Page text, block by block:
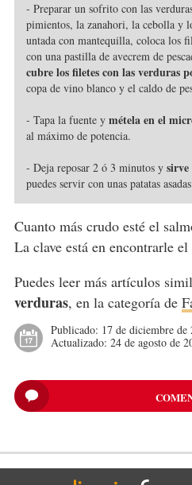
- Preparar un sofrito con las
pimientos, la zanahori, la cebolla y
untada con mantequilla, coloca los
con una pastilla de avecrem de
cubre los filetes con las verduras
copa de vino blanco y el caldo de
- Tapa la fuente y métela en el
al máximo de potencia.
- Deja reposar 2 ó 3 minutos y
puedes servir con unas patatas
Cuanto más crudo esté el
La clave está en encontrarle
Puedes leer más artículos
verduras, en la categoría de
Publicado: 17 de diciembre de
Actualizado: 24 de agosto de